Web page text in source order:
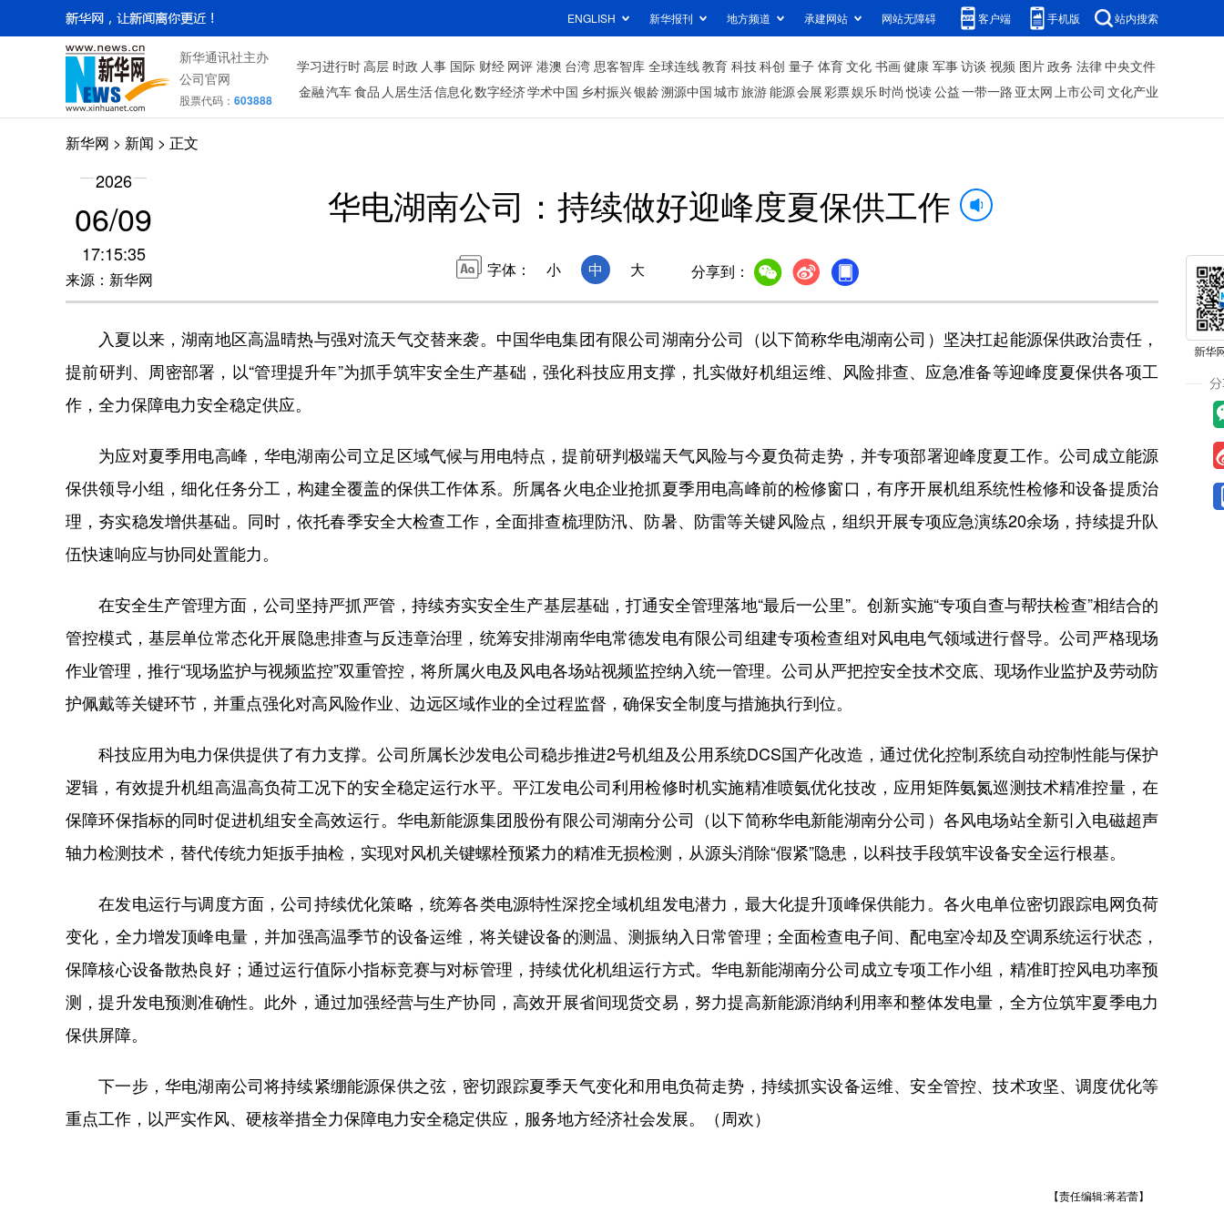
ENGLISH 新华报刊 地方频道 承建网站 网站无障碍 客户端 手机版 站内搜索
新华通讯社主办
公司官网
股票代码： 603888
学习进行时高层 时政 人事 国际 财经 网评 港澳 台湾 思客智库 全球连线教育 科技科创 量子 体育文化 书画健康 军事访谈 视频 图片政务 法律中央文件
金融汽车食品 人居生活信息化数字经济学术中国 乡村振兴银龄溯源中国城市旅游能源会展彩票娱乐时尚 悦读公益一带一路 亚太网上市公司 文化产业
新华网 > 新闻 > 正文
2026
06/09
17:15:35
来源：新华网
华电湖南公司：持续做好迎峰度夏保供工作
字体： 小 中 大 分享到：
入夏以来，湖南地区高温晴热与强对流天气交替来袭。中国华电集团有限公司湖南分公司（以下简称华电湖南公司）坚决扛起能源保供政治责任，
提前研判、周密部署，以“管理提升年”为抓手筑牢安全生产基础，强化科技应用支撑，扎实做好机组运维、风险排查、应急准备等迎峰度夏保供各项工
作，全力保障电力安全稳定供应。
为应对夏季用电高峰，华电湖南公司立足区域气候与用电特点，提前研判极端天气风险与今夏负荷走势，并专项部署迎峰度夏工作。公司成立能源
保供领导小组，细化任务分工，构建全覆盖的保供工作体系。所属各火电企业抢抓夏季用电高峰前的检修窗口，有序开展机组系统性检修和设备提质治
理，夯实稳发增供基础。同时，依托春季安全大检查工作，全面排查梳理防汛、防暑、防雷等关键风险点，组织开展专项应急演练20余场，持续提升队
伍快速响应与协同处置能力。
在安全生产管理方面，公司坚持严抓严管，持续夯实安全生产基层基础，打通安全管理落地“最后一公里”。创新实施“专项自查与帮扶检查”相结合的
管控模式，基层单位常态化开展隐患排查与反违章治理，统筹安排湖南华电常德发电有限公司组建专项检查组对风电电气领域进行督导。公司严格现场
作业管理，推行“现场监护与视频监控”双重管控，将所属火电及风电各场站视频监控纳入统一管理。公司从严把控安全技术交底、现场作业监护及劳动防
护佩戴等关键环节，并重点强化对高风险作业、边远区域作业的全过程监督，确保安全制度与措施执行到位。
科技应用为电力保供提供了有力支撑。公司所属长沙发电公司稳步推进2号机组及公用系统DCS国产化改造，通过优化控制系统自动控制性能与保护
逻辑，有效提升机组高温高负荷工况下的安全稳定运行水平。平江发电公司利用检修时机实施精准喷氨优化技改，应用矩阵氨氮巡测技术精准控量，在
保障环保指标的同时促进机组安全高效运行。华电新能源集团股份有限公司湖南分公司（以下简称华电新能湖南分公司）各风电场站全新引入电磁超声
轴力检测技术，替代传统力矩扳手抽检，实现对风机关键螺栓预紧力的精准无损检测，从源头消除“假紧”隐患，以科技手段筑牢设备安全运行根基。
在发电运行与调度方面，公司持续优化策略，统筹各类电源特性深挖全域机组发电潜力，最大化提升顶峰保供能力。各火电单位密切跟踪电网负荷
变化，全力增发顶峰电量，并加强高温季节的设备运维，将关键设备的测温、测振纳入日常管理；全面检查电子间、配电室冷却及空调系统运行状态，
保障核心设备散热良好；通过运行值际小指标竞赛与对标管理，持续优化机组运行方式。华电新能湖南分公司成立专项工作小组，精准盯控风电功率预
测，提升发电预测准确性。此外，通过加强经营与生产协同，高效开展省间现货交易，努力提高新能源消纳利用率和整体发电量，全方位筑牢夏季电力
保供屏障。
下一步，华电湖南公司将持续紧绷能源保供之弦，密切跟踪夏季天气变化和用电负荷走势，持续抓实设备运维、安全管控、技术攻坚、调度优化等
重点工作，以严实作风、硬核举措全力保障电力安全稳定供应，服务地方经济社会发展。（周欢）
【责任编辑:蒋若蕾】